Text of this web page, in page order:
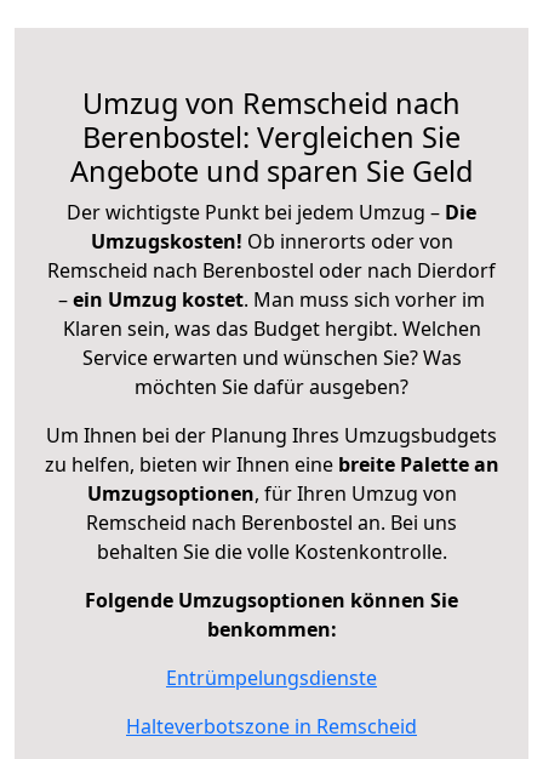
Umzug von Remscheid nach
Berenbostel: Vergleichen Sie
Angebote und sparen Sie Geld
Der wichtigste Punkt bei jedem Umzug – Die
Umzugskosten! Ob innerorts oder von
Remscheid nach Berenbostel oder nach Dierdorf
–ein Umzug kostet. Man muss sich vorher im
Klaren sein, was das Budget hergibt. Welchen
Service erwarten und wünschen Sie? Was
möchten Sie dafür ausgeben?
Um Ihnen bei der Planung Ihres Umzugsbudgets
zu helfen, bieten wir Ihnen eine breite Palette an
Umzugsoptionen, für Ihren Umzug von
Remscheid nach Berenbostel an. Bei uns
behalten Sie die volle Kostenkontrolle.
Folgende Umzugsoptionen können Sie
benkommen:
Entrümpelungsdienste
Halteverbotszone in Remscheid